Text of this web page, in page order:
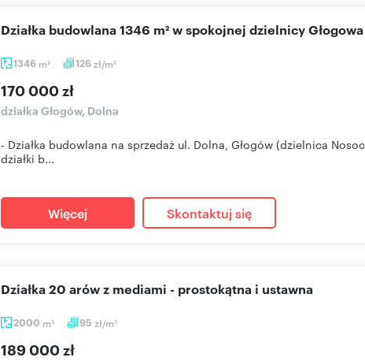
1346 m2 126zł/m2
Działka budowlana 1346 m² w spokojnej dzielnicy Głogowa
170 000 zł
działka Głogów, Dolna
- Działka budowlana na sprzedaż ul. Dolna, Głogów (dzielnica
działki b...
Więcej Skontaktuj się
2000 m2 95 zł/m2
Działka 20 arów z mediami - prostokątna i ustawna
189 000 zł